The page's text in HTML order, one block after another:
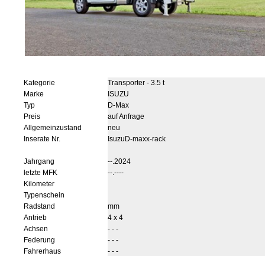
Kategorie
Transporter - 3.5 t
Marke
ISUZU
Typ
D-Max
Preis
auf Anfrage
Allgemeinzustand
neu
Inserate Nr.
IsuzuD-maxx-rack
Jahrgang
--.2024
letzte MFK
--.----
Kilometer
Typenschein
Radstand
mm
Antrieb
4 x 4
Achsen
- - -
Federung
- - -
Fahrerhaus
- - -